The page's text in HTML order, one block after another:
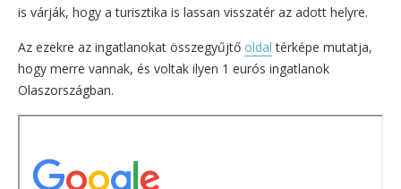
is várják, hogy a turisztika is lassan visszatér az adott helyre.
Az ezekre az ingatlanokat összegyűjtő oldal térképe mutatja,
hogy merre vannak, és voltak ilyen 1 eurós ingatlanok
Olaszországban.